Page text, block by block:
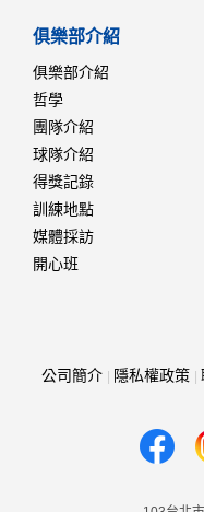
俱樂部介紹
俱樂部介紹
哲學
團隊介紹
球隊介紹
得獎記錄
訓練地點
媒體採訪
開心班
公司簡介 隱私權政策